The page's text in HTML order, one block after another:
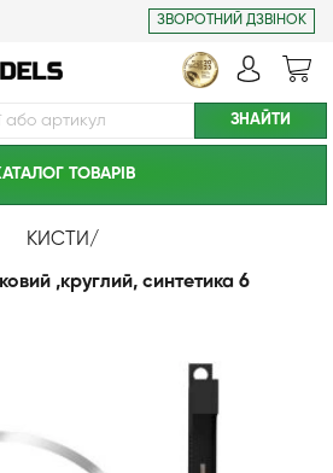
ЗВОРОТНИЙ ДЗВІНОК
ТОВАРIВ
КИСТИ/
,круглий, синтетика 6